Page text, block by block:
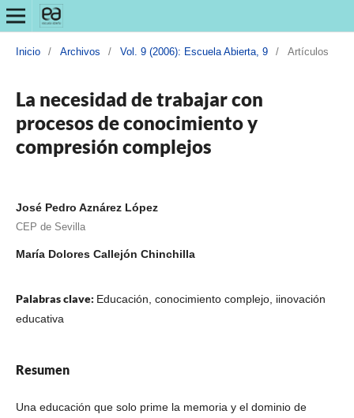
Inicio / Archivos / Vol. 9 (2006): Escuela Abierta, 9 / Artículos
La necesidad de trabajar con
procesos de conocimiento y
compresión complejos
José Pedro Aznárez López
CEP de Sevilla
María Dolores Callejón Chinchilla
Palabras clave: Educación, conocimiento complejo, iinovación
educativa
Resumen
Una educación que solo prime la memoria y el dominio de